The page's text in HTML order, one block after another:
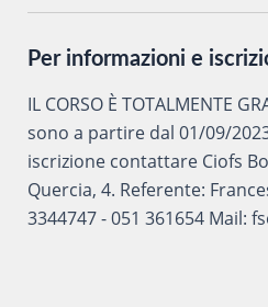
Per informazioni e
IL CORSO È TOTALMENTE
sono a partire dal 01/09/
iscrizione contattare Ciofs
Quercia, 4. Referente:
3344747 - 051 361654 Mail: